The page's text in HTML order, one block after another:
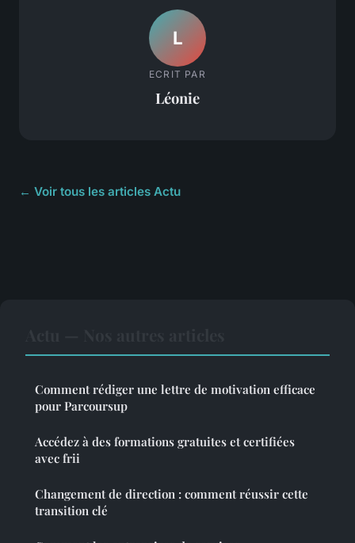
L
ECRIT PAR
Léonie
← Voir tous les articles Actu
Comment rédiger une lettre de motivation efficace
pour Parcoursup
Accédez à des formations gratuites et certifiées
avec frii
Changement de direction : comment réussir cette
transition clé